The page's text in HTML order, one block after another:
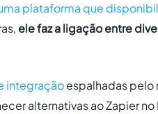
plataforma que
ele faz a ligação entre
integraçãoespalhadas pelo
alternativas ao Zapier no